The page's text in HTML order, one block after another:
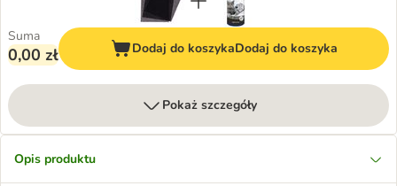
Suma
0,00 zł Dodaj do koszykaDodaj do koszyka
Pokaż szczegóły
Opis produktu